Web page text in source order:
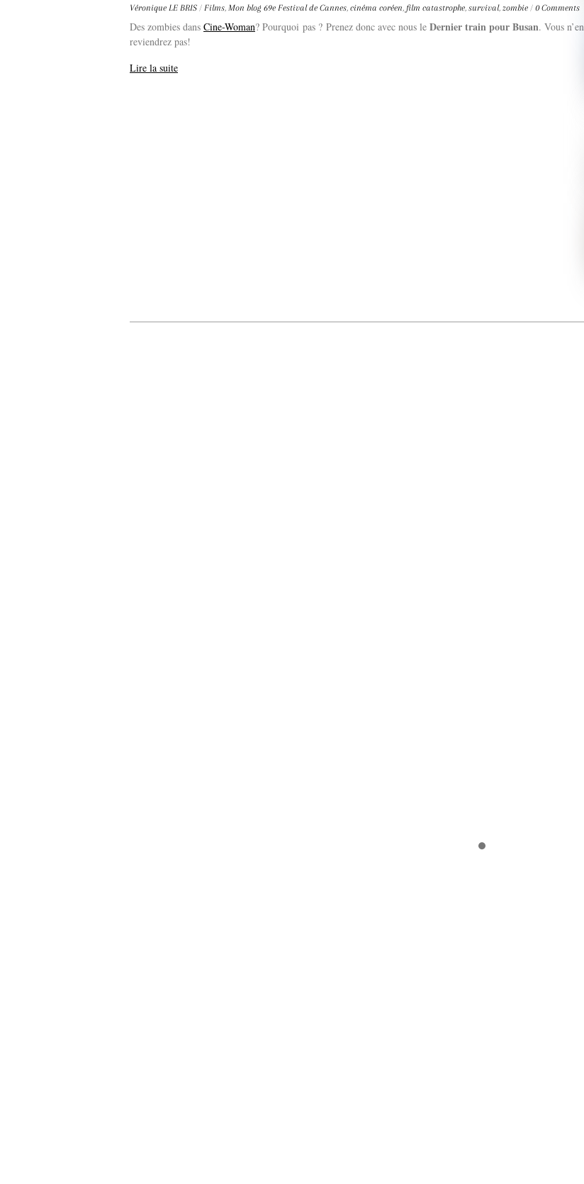
Véronique LE BRIS / Films, Mon blog 69e Festival de Cannes, cinéma coréen, film catastrophe, survival, zombie / 0 Comments
Des zombies dans Cine-Woman? Pourquoi pas ? Prenez donc avec nous le Dernier train pour Busan. Vous n’en
reviendrez pas!
Lire la suite